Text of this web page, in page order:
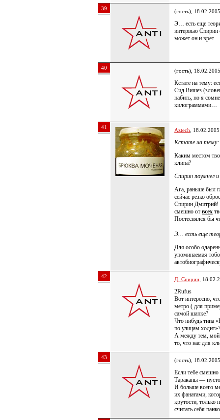
39 (гость),
Э… есть еще
интервью Спирин
может он и врет…
40 (гость),
Кстате на тему:
Сид Вишез
набить, но я
килограммами…
41 Aztech ,
Кстате на тему:
Каким местом
клипа?
Спирин поумнел
Ага, раньше был
сейчас резко
Спирин Дмитрий!
смешно от всех
Постеснялся бы
Э… есть еще
Для особо
упоминаемая
42 Д. Спирин ,
2Rufus
Вот интересно,
метро ( для
самой шапке?
Что нибудь типа
по улицам ходит»?
А между тем, мой
то, что нас для
43 (гость),
Если тебе
Тараканы —
И больше всего
их фанатами,
крутости, только
считать себя